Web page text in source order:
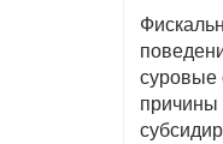
суровые
причины